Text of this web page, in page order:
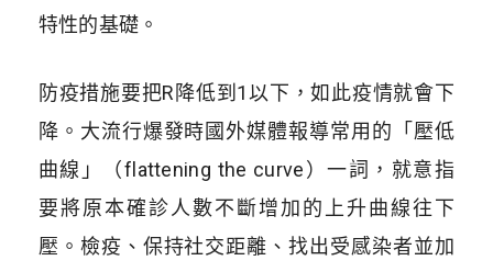
特性的基礎。
防疫措施要把R降低到1以下，如此疫情就會下
降。大流行爆發時國外媒體報導常用的「壓低
曲線」（flattening the curve）一詞，就意指
要將原本確診人數不斷增加的上升曲線往下
壓。檢疫、保持社交距離、找出受感染者並加